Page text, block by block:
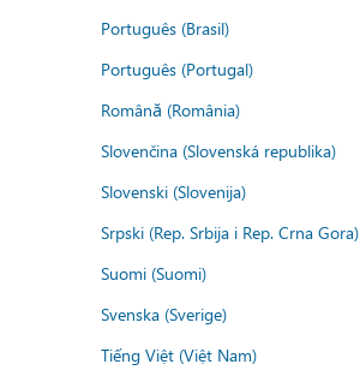
Português (Brasil)
Português (Portugal)
Română (România)
Slovenčina (Slovenská republika)
Slovenski (Slovenija)
Srpski (Rep. Srbija i Rep. Crna Gora)
Suomi (Suomi)
Svenska (Sverige)
Tiếng Việt (Việt Nam)